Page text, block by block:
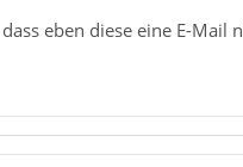
eben diese eine E-Mail